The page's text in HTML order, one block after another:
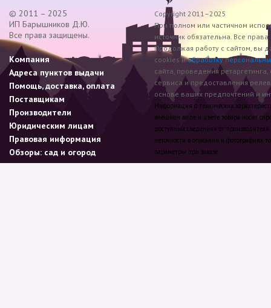
© 2011 – 2025
ИП Барышников Д.Ю.
Все права защищены.
Компания
Адреса пунктов выдачи
Помощь, доставка, оплата
Поставщикам
Производители
Юридическим лицам
Правовая информация
Обзоры: сад и огород
Copyright 2011–2025
При полном или частичном
источник обязательна. Все
Продолжая работу с сайтом, вы
cookies иобработку
сайта, проведения
сервиса и предоставления
основе ваших предпочтений и
Информация о технических
внешнем виде и цвете товара носит
доступных сведениях от
неточности в описании и фотографиях
параметры при заказе.